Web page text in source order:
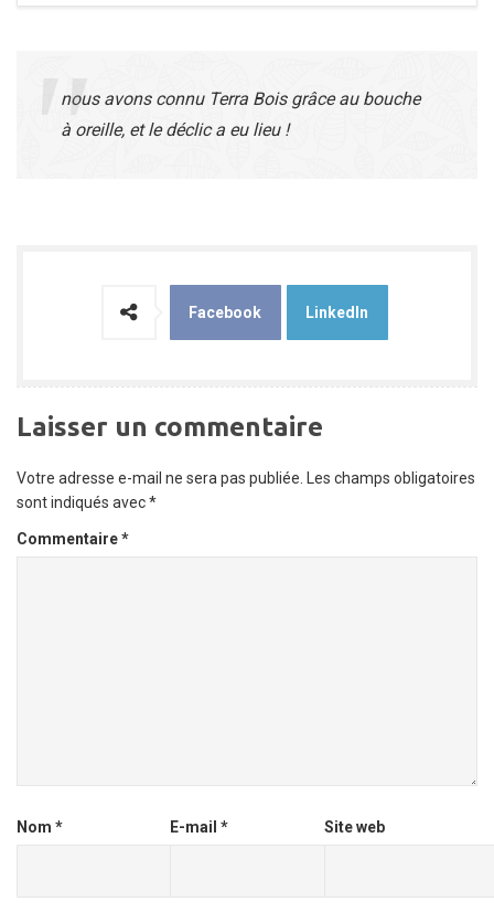
nous avons connu Terra Bois grâce au bouche
à oreille, et le déclic a eu lieu !
Facebook LinkedIn
Laisser un commentaire
Votre adresse e-mail ne sera pas publiée.
Les champs obligatoires
sont indiqués avec*
Commentaire*
Nom * E-mail* Site web